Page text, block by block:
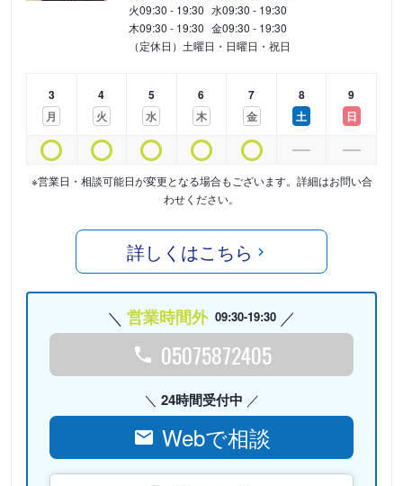
火09:30 - 19:30 水09:30 - 19:30
木09:30 - 19:30 金09:30 - 19:30
（定休日）土曜日・日曜日・祝日
3
月
4
火
5
水
6
木
7
金
8
土
9
日
※営業日・相談可能日が変更となる場合もございます。詳細はお問い合
わせください。
詳しくはこちら
営業時間外 09:30-19:30
05075872405
24時間受付中
Webで相談